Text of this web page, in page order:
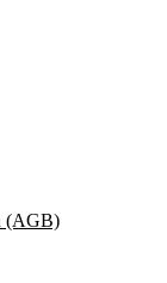
(AGB)